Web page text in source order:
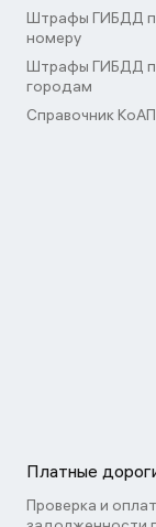
Штрафы ГИБДД
номеру
Штрафы ГИБДД
городам
Справочник
Платные
Проверка и